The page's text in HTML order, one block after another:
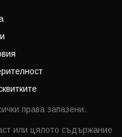
права запазени.
или цялото съдържание